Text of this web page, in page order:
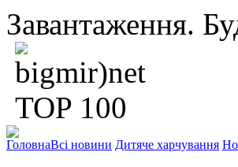
Завантаження.
ГоловнаВсі новини Дитяче харчування